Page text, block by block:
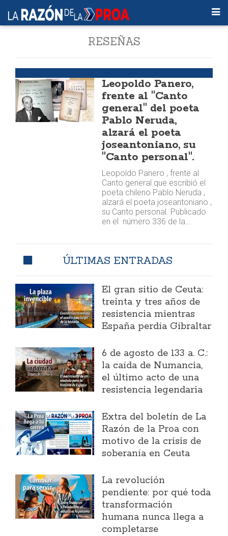
RESEÑAS
Leopoldo Panero,
frente al "Canto
general" del poeta
Pablo Neruda,
alzará el poeta
joseantoniano, su
"Canto personal".
Leopoldo Panero , frente al
Canto general que escribió el
poeta chileno Pablo Neruda ,
alzará el poeta joseantoniano ,
su Canto personal. Publicado
en el número 336 de la…
ÚLTIMAS ENTRADAS
El gran sitio de Ceuta:
treinta y tres años de
resistencia mientras
España perdía Gibraltar
6 de agosto de 133 a. C.:
la caída de Numancia,
el último acto de una
resistencia legendaria
Extra del boletín de La
Razón de la Proa con
motivo de la crisis de
soberanía en Ceuta
La revolución
pendiente: por qué toda
transformación
humana nunca llega a
completarse